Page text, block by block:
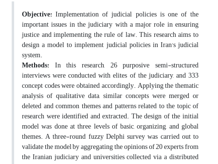
Objective:Implementation of judicial policies is one of the
important issues in the judiciary with a major role in ensuring
justice and implementing the rule of law. This research aims to
design a model to implement judicial policies in Iran's judicial
system.
Methods: In this research, 26 purposive semi-structured
interviews were conducted with elites of the judiciary, and 333
concept codes were obtained accordingly. Applying the thematic
analysis of qualitative data, similar concepts were merged or
deleted and common themes and patterns related to the topic of
research were identified and extracted. The design of the initial
model was done at three levels of basic, organizing, and global
themes. A three-round fuzzy Delphi survey was carried out to
validate the model by aggregating the opinions of 20 experts from
the Iranian judiciary and universities collected via a distributed